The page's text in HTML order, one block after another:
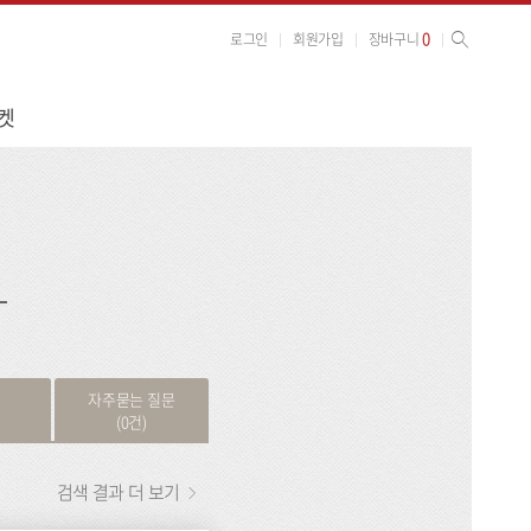
로그인 회원가입 장바구니0 사이트 검색
자주묻는 질문
(0건)
검색 결과 더 보기